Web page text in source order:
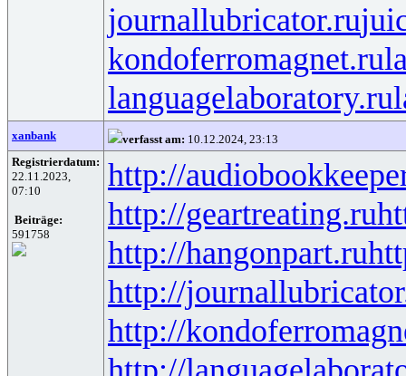
journallubricator.ru
kondoferromagnet.ru
languagelaboratory.ru
xanbank verfasst am: 10.12.2024, 23:13
Registrierdatum:
22.11.2023,
07:10
Beiträge:
591758
http://
http://geartreating.ru
http://hangonpart.ru
http://
http://